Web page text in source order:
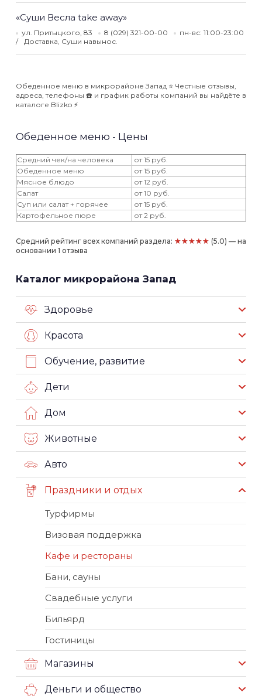
«Суши Весла take away»
ул. Притыцкого, 83 8 (029) 321-00-00
пн-вс: 11:00-23:00
Доставка, Суши навынос.
Обеденное меню в микрорайоне Запад ⭐️ Честные отзывы,
адреса, телефоны ☎️ и график работы компаний вы найдёте в
каталоге Blizko ⚡️
Обеденное меню - Цены
Средний чек/на человека
от 15 руб.
Обеденное меню
от 15 руб.
Мясное блюдо
от 12 руб.
Салат
от 10 руб.
Суп или салат + горячее
от 15 руб.
Картофельное пюре
от 2 руб.
Средний рейтинг всех компаний раздела: ★★★★★ (5.0) — на
основании 1 отзыва
Каталог микрорайона Запад
Здоровье
Красота
Обучение, развитие
Дети
Дом
Животные
Авто
Праздники и отдых
Турфирмы
Визовая поддержка
Кафе и рестораны
Бани, сауны
Свадебные услуги
Бильярд
Гостиницы
Магазины
Деньги и общество